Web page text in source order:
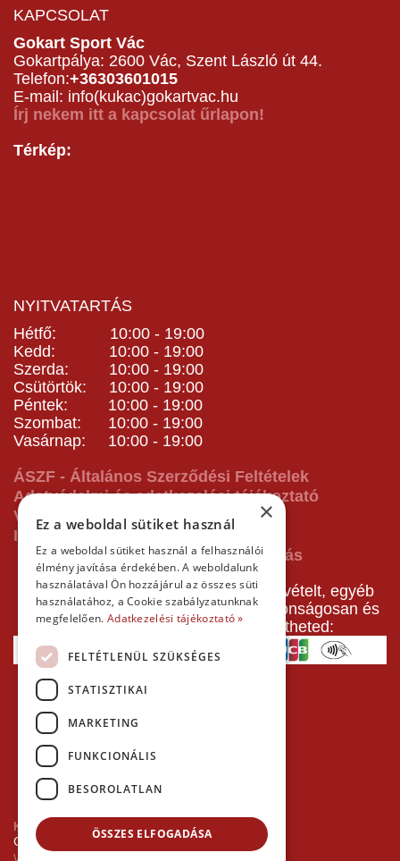
KAPCSOLAT
Gokart Sport Vác
Gokartpálya: 2600 Vác, Szent László út 44.
Telefon:+36303601015
E-mail: info(kukac)gokartvac.hu
Írj nekem itt a kapcsolat űrlapon!
Térkép:
NYITVATARTÁS
Hétfő: 10:00 - 19:00
Kedd: 10:00 - 19:00
Szerda: 10:00 - 19:00
Csütörtök: 10:00 - 19:00
Péntek: 10:00 - 19:00
Szombat: 10:00 - 19:00
Vasárnap: 10:00 - 19:00
ÁSZF - Általános Szerződési Feltételek
Adatvédelmi és adatkezelési tájékoztató
Vásárlás előtti tájékoztató
Impresszum
A pályafoglalást, gokartverseny részvételt, egyéb
termékeinket, szolgáltatásainkat biztonságosan és
gyorsan bankkártyával is kifizetheted:
Kezdőlap
Copyright © 2026 Minden jog fenntartva!
×
Ez a weboldal sütiket használ
Ez a weboldal sütiket használ a felhasználói
élmény javítása érdekében. A weboldalunk
használatával Ön hozzájárul az összes süti
használatához, a Cookie szabályzatunknak
megfelelően. Adatkezelési tájékoztató »
FELTÉTLENÜL SZÜKSÉGES
STATISZTIKAI
MARKETING
FUNKCIONÁLIS
BESOROLATLAN
ÖSSZES ELFOGADÁSA